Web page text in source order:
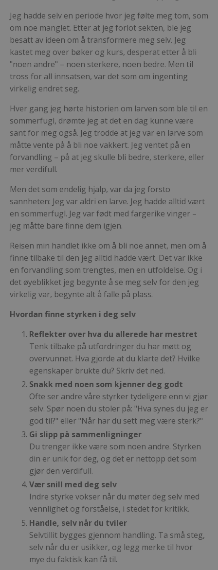
Jeg hadde selv en periode hvor jeg følte meg tom, som
om noe manglet. Etter at jeg forlot sekten, ble jeg
besatt av ideen om å transformere meg selv. Jeg
kastet meg over bøker og kurs, desperat etter å bli
"noen andre" – noen sterkere, noen bedre. Men til
tross for all innsatsen, var det som om ingenting
virkelig endret seg.
Hver gang jeg hørte historien om larven som ble til en
sommerfugl, drømte jeg at det en dag kunne være
sant for meg også. Jeg trodde at jeg var en larve som
måtte vente på å bli noe vakkert. Jeg ventet på en
forvandling – på at jeg skulle bli bedre, sterkere, eller
mer verdifull.
Men det som endelig hjalp, var da jeg forsto
sannheten: Jeg var aldri en larve. Jeg hadde alltid vært
en sommerfugl. Jeg var født med fargerike vinger –
jeg måtte bare finne dem igjen.
Reisen min handlet ikke om å bli noe annet, men om å
finne tilbake til den jeg alltid hadde vært. Det var ikke
en forvandling som trengtes, men en utfoldelse. Og i
det øyeblikket jeg begynte å se meg selv for den jeg
virkelig var, begynte alt å falle på plass.
Hvordan finne styrken i deg selv
Reflekter over hva du allerede har mestret
Tenk tilbake på utfordringer du har møtt og
overvunnet. Hva gjorde at du klarte det? Hvilke
egenskaper brukte du? Skriv det ned.
Snakk med noen som kjenner deg godt
Ofte ser andre våre styrker tydeligere enn vi gjør
selv. Spør noen du stoler på: "Hva synes du jeg er
god til?" eller "Når har du sett meg være sterk?"
Gi slipp på sammenligninger
Du trenger ikke være som noen andre. Styrken
din er unik for deg, og det er nettopp det som
gjør den verdifull.
Vær snill med deg selv
Indre styrke vokser når du møter deg selv med
vennlighet og forståelse, i stedet for kritikk.
Handle, selv når du tviler
Selvtillit bygges gjennom handling. Ta små steg,
selv når du er usikker, og legg merke til hvor
mye du faktisk kan få til.